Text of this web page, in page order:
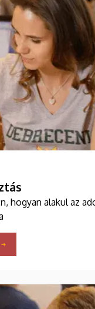
hogyan alakul az